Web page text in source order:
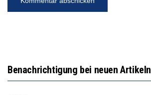
Benachrichtigung bei neuen Artikeln